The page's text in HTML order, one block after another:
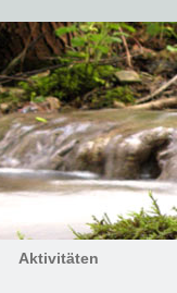
Aktivitäten